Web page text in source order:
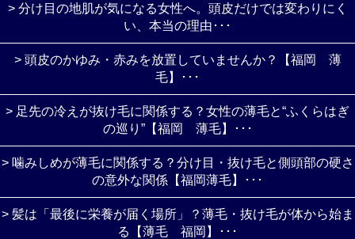
> 分け目の地肌が気になる女性へ。頭皮だけでは変わりにく
い、本当の理由･･･
> 頭皮のかゆみ・赤みを放置していませんか？【福岡 薄
毛】･･･
> 足先の冷えが抜け毛に関係する？女性の薄毛と“ふくらはぎ
の巡り”【福岡 薄毛】･･･
> 噛みしめが薄毛に関係する？分け目・抜け毛と側頭部の硬さ
の意外な関係【福岡薄毛】･･･
> 髪は「最後に栄養が届く場所」？薄毛・抜け毛が体から始ま
る【薄毛 福岡】･･･